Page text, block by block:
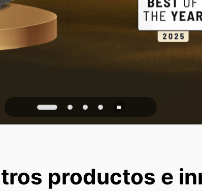
PQC Ready
los ataques
productos e